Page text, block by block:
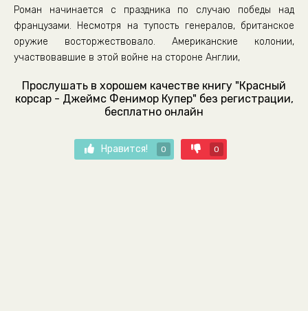
Роман начинается с праздника по случаю победы над
французами. Несмотря на тупость генералов, британское
оружие восторжествовало. Американские колонии,
участвовавшие в этой войне на стороне Англии,
Прослушать в хорошем качестве книгу "Красный
корсар - Джеймс Фенимор Купер" без регистрации,
бесплатно онлайн
Нравится! 0 0